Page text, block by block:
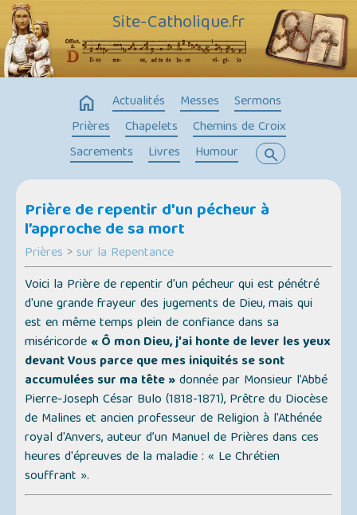
Site-Catholique.fr
home Actualités Messes
Sermons
Prières
Chapelets
Chemins de Croix
Sacrements
Livres Humour search
Prière de repentir d'un pécheur à
l’approche de sa mort
Prières >sur la Repentance
Voici la Prière de repentir d'un pécheur qui est pénétré
d'une grande frayeur des jugements de Dieu, mais qui
est en même temps plein de confiance dans sa
miséricorde « Ô mon Dieu, j'ai honte de lever les yeux
devant Vous parce que mes iniquités se sont
accumulées sur ma tête »donnée par Monsieur l’Abbé
Pierre-Joseph César Bulo (1818-1871), Prêtre du Diocèse
de Malines et ancien professeur de Religion à l'Athénée
royal d'Anvers, auteur d’un Manuel de Prières dans ces
heures d'épreuves de la maladie :« Le Chrétien
souffrant ».